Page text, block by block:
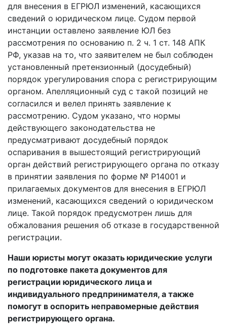
для внесения в ЕГРЮЛ изменений, касающихся
сведений о юридическом лице. Судом первой
инстанции оставлено заявление ЮЛ без
рассмотрения по основанию п. 2 ч. 1 ст. 148 АПК
РФ, указав на то, что заявителем не был соблюден
установленный претензионный (досудебный)
порядок урегулирования спора с регистрирующим
органом. Апелляционный суд с такой позиций не
согласился и велел принять заявление к
рассмотрению. Судом указано, что нормы
действующего законодательства не
предусматривают досудебный порядок
оспаривания в вышестоящий регистрирующий
орган действий регистрирующего органа по отказу
в принятии заявления по форме № Р14001 и
прилагаемых документов для внесения в ЕГРЮЛ
изменений, касающихся сведений о юридическом
лице. Такой порядок предусмотрен лишь для
обжалования решения об отказе в государственной
регистрации.
Наши юристы могут оказать юридические услуги
по подготовке пакета документов для
регистрации юридического лица и
индивидуального предпринимателя, а также
помогут в оспорить неправомерные действия
регистрирующего органа.